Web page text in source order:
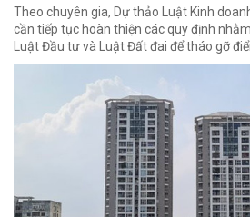
Theo chuyên gia, Dự thảo Luật Kinh
cần tiếp tục hoàn thiện các quy định
Luật Đầu tư và Luật Đất đai để tháo gỡ